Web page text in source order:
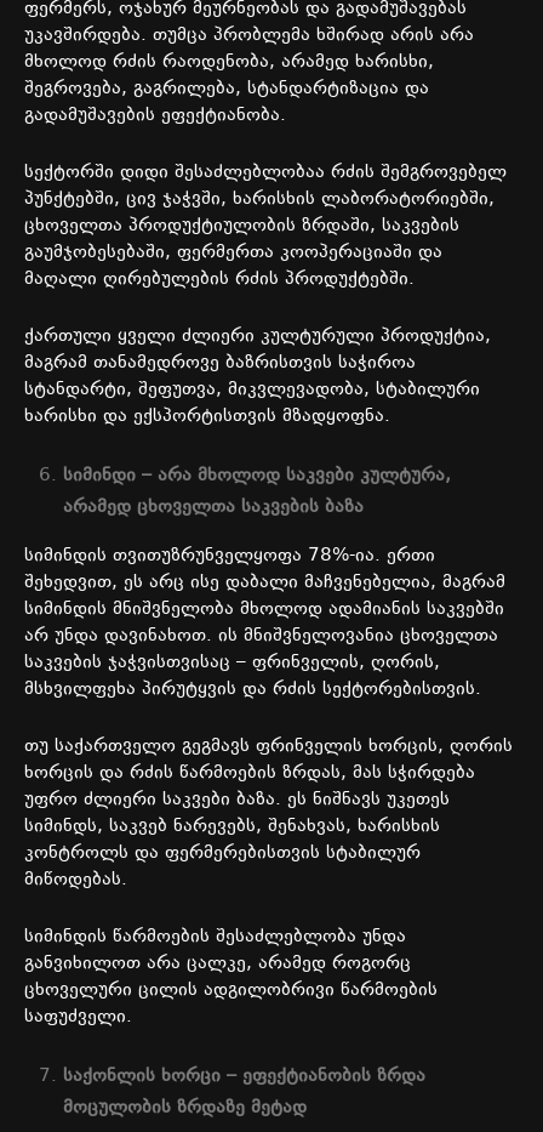
ფერმერს, ოჯახურ მეურნეობას და გადამუშავებას
უკავშირდება. თუმცა პრობლემა ხშირად არის არა
მხოლოდ რძის რაოდენობა, არამედ ხარისხი,
შეგროვება, გაგრილება, სტანდარტიზაცია და
გადამუშავების ეფექტიანობა.
სექტორში დიდი შესაძლებლობაა რძის შემგროვებელ
პუნქტებში, ცივ ჯაჭვში, ხარისხის ლაბორატორიებში,
ცხოველთა პროდუქტიულობის ზრდაში, საკვების
გაუმჯობესებაში, ფერმერთა კოოპერაციაში და
მაღალი ღირებულების რძის პროდუქტებში.
ქართული ყველი ძლიერი კულტურული პროდუქტია,
მაგრამ თანამედროვე ბაზრისთვის საჭიროა
სტანდარტი, შეფუთვა, მიკვლევადობა, სტაბილური
ხარისხი და ექსპორტისთვის მზადყოფნა.
სიმინდი – არა მხოლოდ საკვები კულტურა,
არამედ ცხოველთა საკვების ბაზა
სიმინდის თვითუზრუნველყოფა 78%-ია. ერთი
შეხედვით, ეს არც ისე დაბალი მაჩვენებელია, მაგრამ
სიმინდის მნიშვნელობა მხოლოდ ადამიანის საკვებში
არ უნდა დავინახოთ. ის მნიშვნელოვანია ცხოველთა
საკვების ჯაჭვისთვისაც – ფრინველის, ღორის,
მსხვილფეხა პირუტყვის და რძის სექტორებისთვის.
თუ საქართველო გეგმავს ფრინველის ხორცის, ღორის
ხორცის და რძის წარმოების ზრდას, მას სჭირდება
უფრო ძლიერი საკვები ბაზა. ეს ნიშნავს უკეთეს
სიმინდს, საკვებ ნარევებს, შენახვას, ხარისხის
კონტროლს და ფერმერებისთვის სტაბილურ
მიწოდებას.
სიმინდის წარმოების შესაძლებლობა უნდა
განვიხილოთ არა ცალკე, არამედ როგორც
ცხოველური ცილის ადგილობრივი წარმოების
საფუძველი.
საქონლის ხორცი – ეფექტიანობის ზრდა
მოცულობის ზრდაზე მეტად